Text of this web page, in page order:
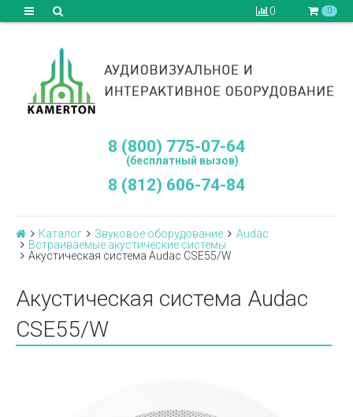
0 0
8 (800) 775-07-64
(бесплатный вызов)
8 (812) 606-74-84
Каталог Звуковое оборудование
Audac
Встраиваемые акустические системы
Акустическая система Audac CSE55/W
Акустическая система Audac
CSE55/W